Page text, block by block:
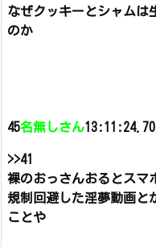
なぜクッキーとシャムは
のか
45名無しさん
>>41
裸のおっさんおるとスマ
規制回避した淫夢動画と
ことや